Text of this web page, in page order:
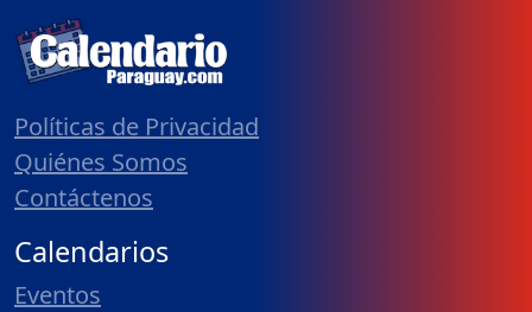
Políticas de Privacidad
Quiénes Somos
Contáctenos
Calendarios
Eventos